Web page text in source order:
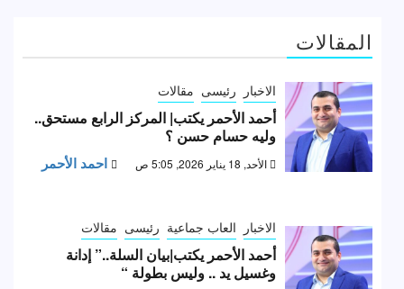
المقالات
الاخبار رئيسى مقالات
أحمد الأحمر يكتب| المركز الرابع مستحق..
وليه حسام حسن ؟
الأحد, 18 يناير 2026, 5:05 ص احمد الأحمر
الاخبار العاب جماعية رئيسى مقالات
أحمد الأحمر يكتب|بيان السلة..” إدانة
وغسيل يد .. وليس بطولة “